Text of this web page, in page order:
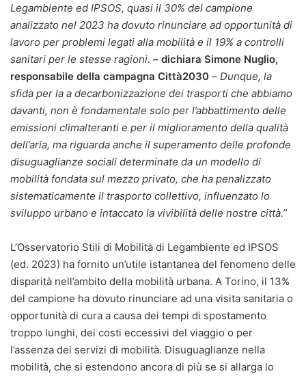
Legambiente ed IPSOS, quasi il 30% del campione
analizzato nel 2023 ha dovuto rinunciare ad opportunità di
lavoro per problemi legati alla mobilità e il 19% a controlli
sanitari per le stesse ragioni. – dichiara Simone Nuglio,
responsabile della campagna Città2030 – Dunque, la
sfida per la a decarbonizzazione dei trasporti che abbiamo
davanti, non è fondamentale solo per l’abbattimento delle
emissioni climalteranti e per il miglioramento della qualità
dell’aria, ma riguarda anche il superamento delle profonde
disuguaglianze sociali determinate da un modello di
mobilità fondata sul mezzo privato, che ha penalizzato
sistematicamente il trasporto collettivo, influenzato lo
sviluppo urbano e intaccato la vivibilità delle nostre città.”
L’Osservatorio Stili di Mobilità di Legambiente ed IPSOS
(ed. 2023) ha fornito un’utile istantanea del fenomeno delle
disparità nell’ambito della mobilità urbana. A Torino, il 13%
del campione ha dovuto rinunciare ad una visita sanitaria o
opportunità di cura a causa dei tempi di spostamento
troppo lunghi, dei costi eccessivi del viaggio o per
l’assenza dei servizi di mobilità. Disuguaglianze nella
mobilità, che si estendono ancora di più se si allarga lo